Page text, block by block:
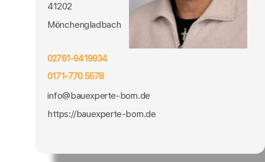
41202
Mönchengladbach
02761-9419934
0171-770 5578
info@bauexperte-born.de
https://bauexperte-born.de